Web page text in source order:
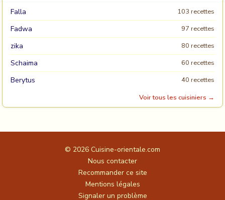
Falla 103 recettes
Fadwa 97 recettes
zika 80 recettes
Schaima 60 recettes
Berytus
40 recettes
Voir tous les cuisiniers →
© 2026 Cuisine-orientale.com
Nous contacter
Recommander ce site
Mentions légales
Signaler un problème